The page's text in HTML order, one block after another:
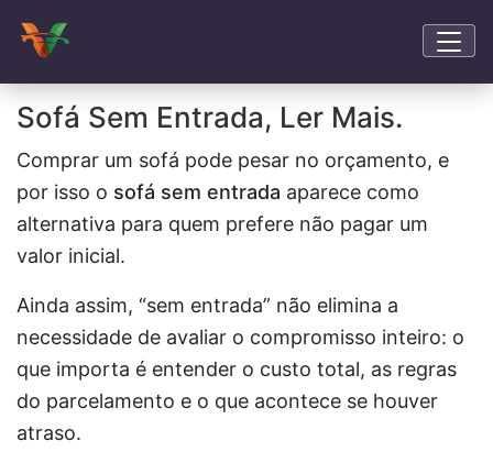
Sofá Sem Entrada, Ler Mais.
Comprar um sofá pode pesar no orçamento, e
por isso o sofá sem entrada aparece como
alternativa para quem prefere não pagar um
valor inicial.
Ainda assim, “sem entrada” não elimina a
necessidade de avaliar o compromisso inteiro: o
que importa é entender o custo total, as regras
do parcelamento e o que acontece se houver
atraso.